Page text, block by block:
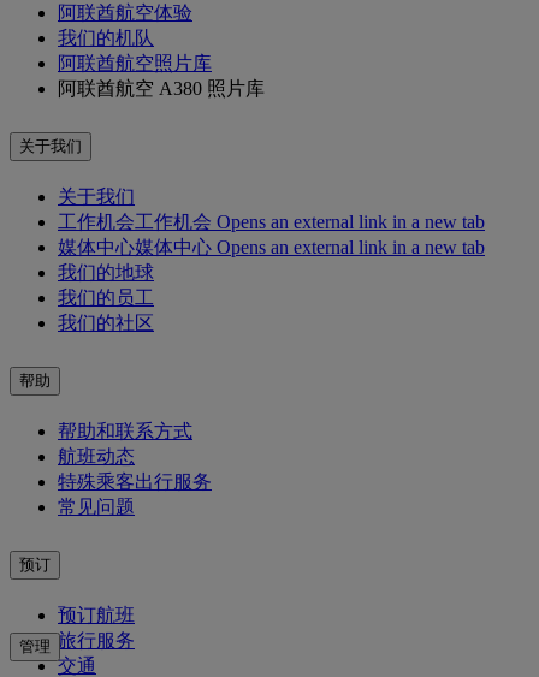
阿联酋航空体验
我们的机队
阿联酋航空照片库
阿联酋航空 A380 照片库
关于我们
关于我们
工作机会工作机会 Opens an external link in a new tab
媒体中心媒体中心 Opens an external link in a new tab
我们的地球
我们的员工
我们的社区
帮助
帮助和联系方式
航班动态
特殊乘客出行服务
常见问题
预订
预订航班
旅行服务
交通
管理